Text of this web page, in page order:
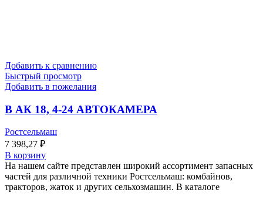
Добавить к сравнению
Быстрый просмотр
Добавить в пожелания
В АК 18, 4-24 АВТОКАМЕРА
Ростсельмаш
7 398,27 ₽
В корзину
На нашем сайте представлен широкий ассортимент запасных
частей для различной техники Ростсельмаш: комбайнов,
тракторов, жаток и других сельхозмашин. В каталоге